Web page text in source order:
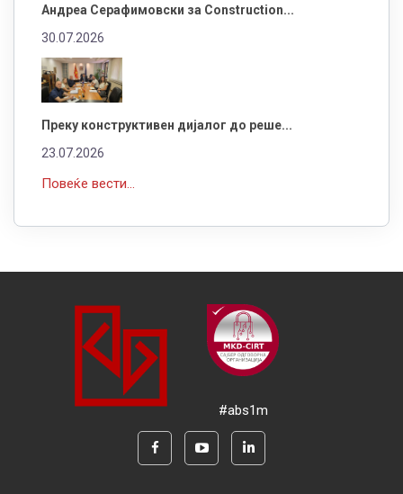
Андреа Серафимовски за Construction...
30.07.2026
Преку конструктивен дијалог до реше...
23.07.2026
Повеќе вести...
#abs1m